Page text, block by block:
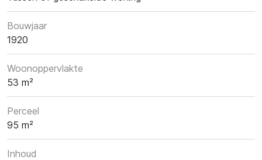
Bouwjaar
1920
Woonoppervlakte
53 m²
Perceel
95 m²
Inhoud